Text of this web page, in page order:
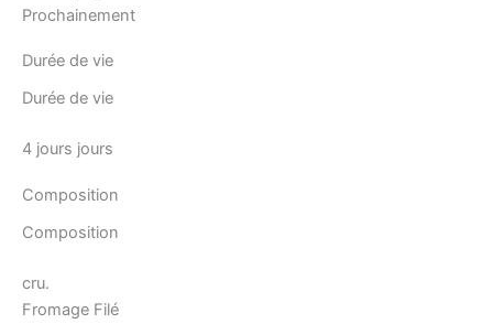
Prochainement
Durée de vie
Durée de vie
4 jours jours
Composition
Composition
cru.
Fromage Filé